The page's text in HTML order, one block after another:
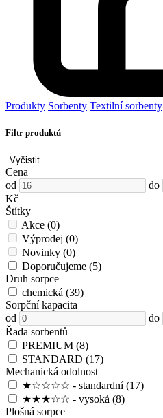
Produkty Sorbenty Textilní sorbenty
Filtr produktů
Vyčistit
Cena
od
do
Kč
Štítky
Akce (0)
Výprodej (0)
Novinky (0)
Doporučujeme (5)
Druh sorpce
chemická (39)
Sorpční kapacita
od
do
Řada sorbentů
PREMIUM (8)
STANDARD (17)
Mechanická odolnost
★☆☆☆☆ - standardní(17)
★★★☆☆ - vysoká (8)
Plošná sorpce